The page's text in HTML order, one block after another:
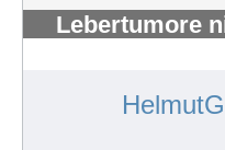
Lebertumore
HelmutG